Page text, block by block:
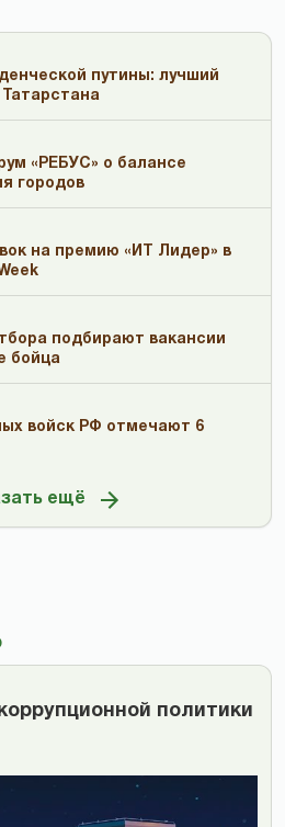
путины: лучший
Татарстана
«РЕБУС» о балансе
городов
на премию «ИТ Лидер» в
подбирают вакансии
бойца
войск РФ отмечают 6
ещё
политики